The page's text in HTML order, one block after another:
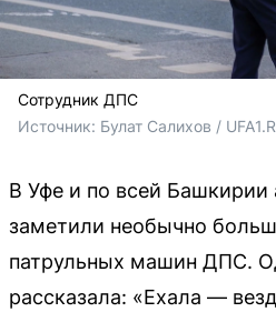
Сотрудник ДПС
Источник: Булат Салихов /
В Уфе и по всей
заметили необычно
патрульных машин ДПС.
рассказала: «Ехала —